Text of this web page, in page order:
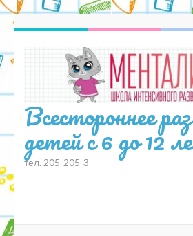
Всестороннее
детей с 6 до 12
тел. 205-205-3